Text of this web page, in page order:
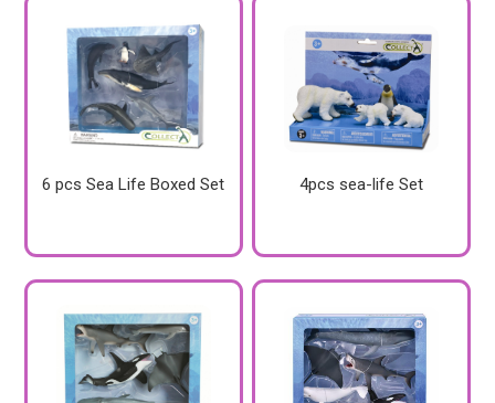
6 pcs Sea Life Boxed Set 4pcs sea-life Set